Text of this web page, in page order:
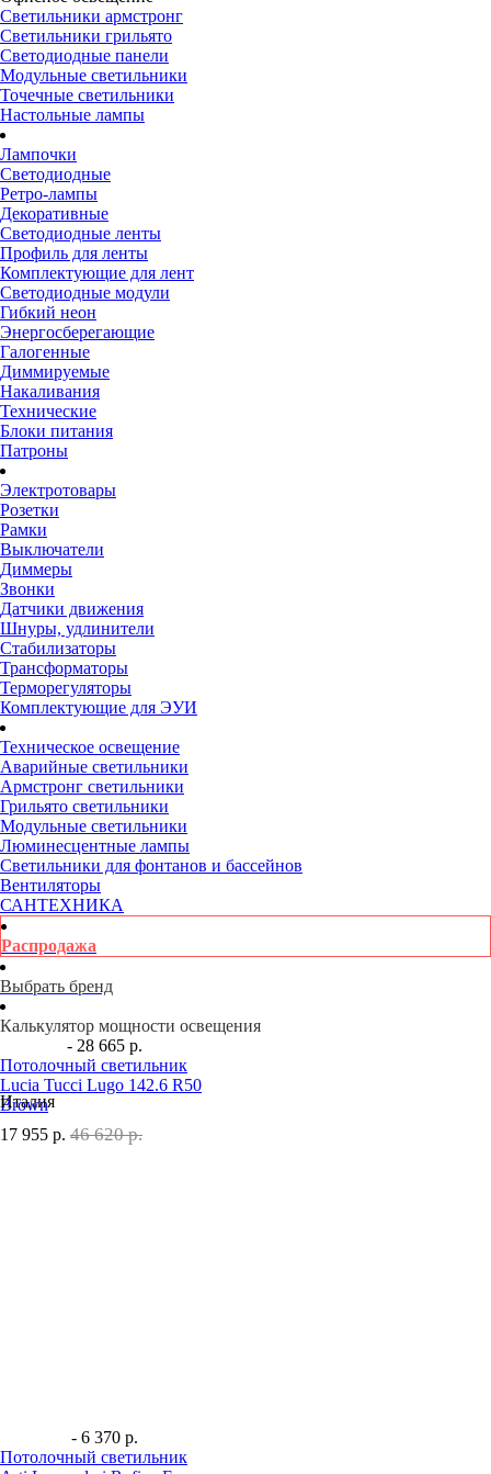
Светильники армстронг
Светильники грильято
Светодиодные панели
Модульные светильники
Точечные светильники
Настольные лампы
Лампочки
Светодиодные
Ретро-лампы
Декоративные
Светодиодные ленты
Профиль для ленты
Комплектующие для лент
Светодиодные модули
Гибкий неон
Энергосберегающие
Галогенные
Диммируемые
Накаливания
Технические
Блоки питания
Патроны
Электротовары
Розетки
Рамки
Выключатели
Диммеры
Звонки
Датчики движения
Шнуры, удлинители
Стабилизаторы
Трансформаторы
Терморегуляторы
Комплектующие для ЭУИ
Техническое освещение
Аварийные светильники
Армстронг светильники
Грильято светильники
Модульные светильники
Люминесцентные лампы
Светильники для фонтанов и бассейнов
Вентиляторы
САНТЕХНИКА
Распродажа
Выбрать бренд
Калькулятор мощности освещения
- 28 665 р.
Потолочный светильник
Lucia Tucci Lugo 142.6 R50
Brown
Италия
17 955 р. 46 620 р.
- 6 370 р.
Потолочный светильник